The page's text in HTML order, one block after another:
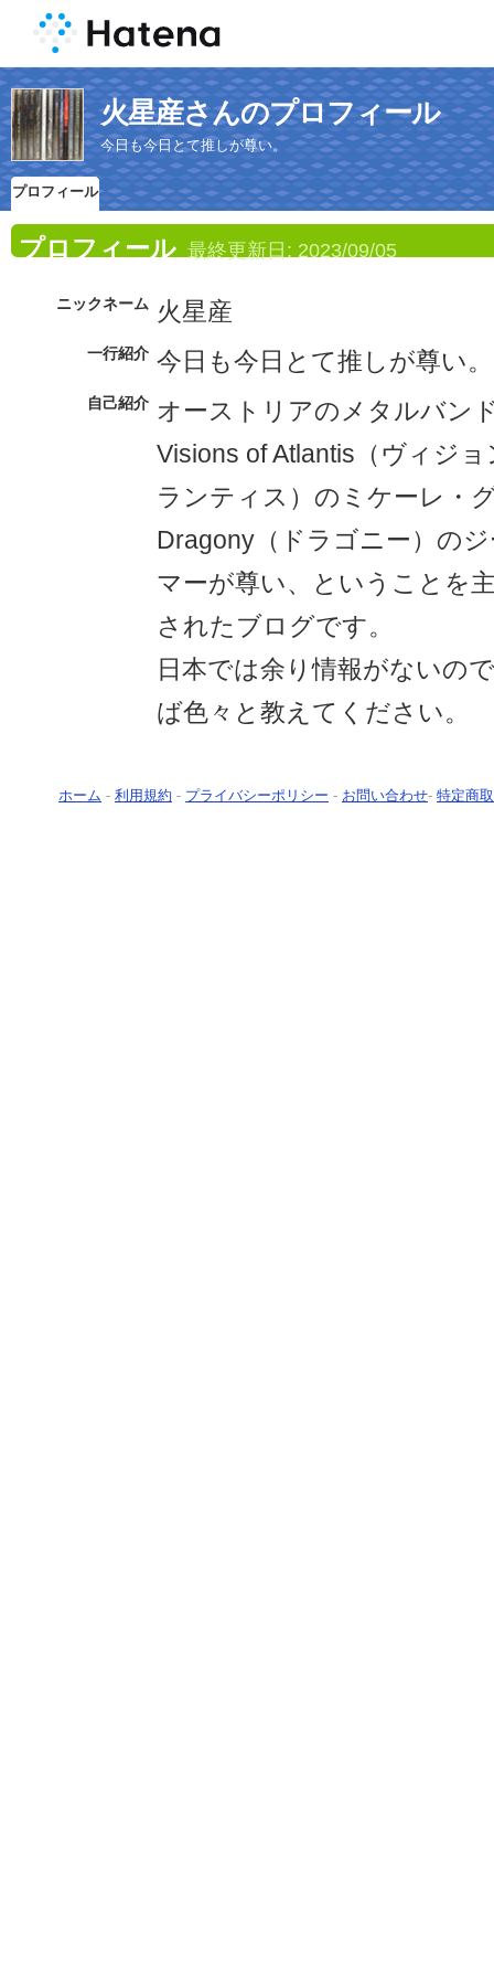
火星産さんのプロフィール
今日も今日とて推しが尊い。
プロフィール
プロフィール 最終更新日: 2023/09/05
ニックネーム 火星産
一行紹介 今日も今日とて推しが尊い。
自己紹介 オーストリアのメタルバン
Visions of Atlantis（ヴィジ
ランティス）のミケーレ・
Dragony（ドラゴニー）の
マーが尊い、ということを
されたブログです。
日本では余り情報がないの
ば色々と教えてください。
ホーム - 利用規約 - プライバシーポリシー - お問い合わせ- 特定商